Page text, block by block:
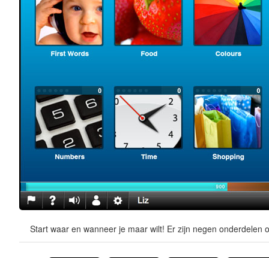
Start waar en wanneer je maar wilt! Er zijn negen onderdelen